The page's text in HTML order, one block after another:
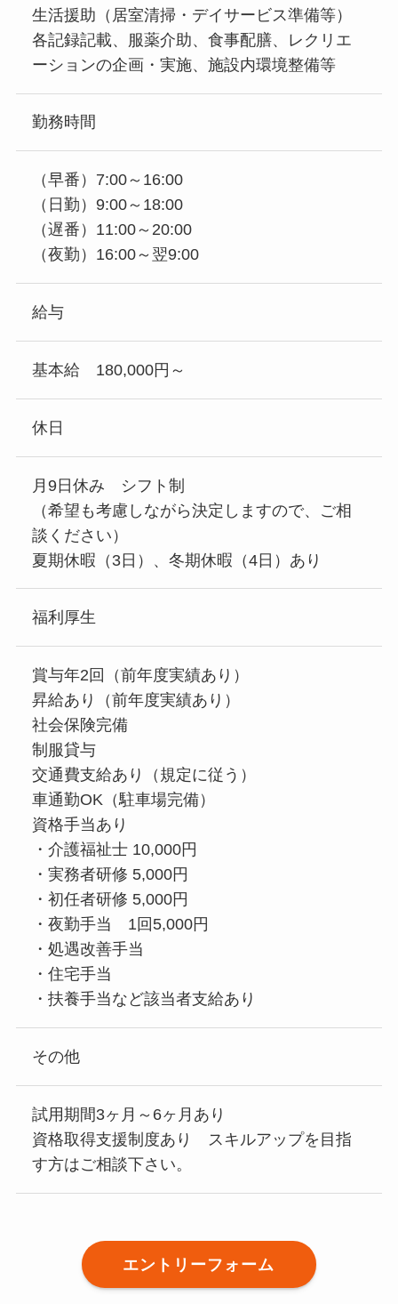
生活援助（居室清掃・デイサービス準備等）
各記録記載、服薬介助、食事配膳、レクリエ
ーションの企画・実施、施設内環境整備等
勤務時間
（早番）7:00～16:00
（日勤）9:00～18:00
（遅番）11:00～20:00
（夜勤）16:00～翌9:00
給与
基本給 180,000円～
休日
月9日休み シフト制
（希望も考慮しながら決定しますので、ご相
談ください）
夏期休暇（3日）、冬期休暇（4日）あり
福利厚生
賞与年2回（前年度実績あり）
昇給あり（前年度実績あり）
社会保険完備
制服貸与
交通費支給あり（規定に従う）
車通勤OK（駐車場完備）
資格手当あり
・介護福祉士 10,000円
・実務者研修 5,000円
・初任者研修 5,000円
・夜勤手当 1回5,000円
・処遇改善手当
・住宅手当
・扶養手当など該当者支給あり
その他
試用期間3ヶ月～6ヶ月あり
資格取得支援制度あり スキルアップを目指
す方はご相談下さい。
エントリーフォーム